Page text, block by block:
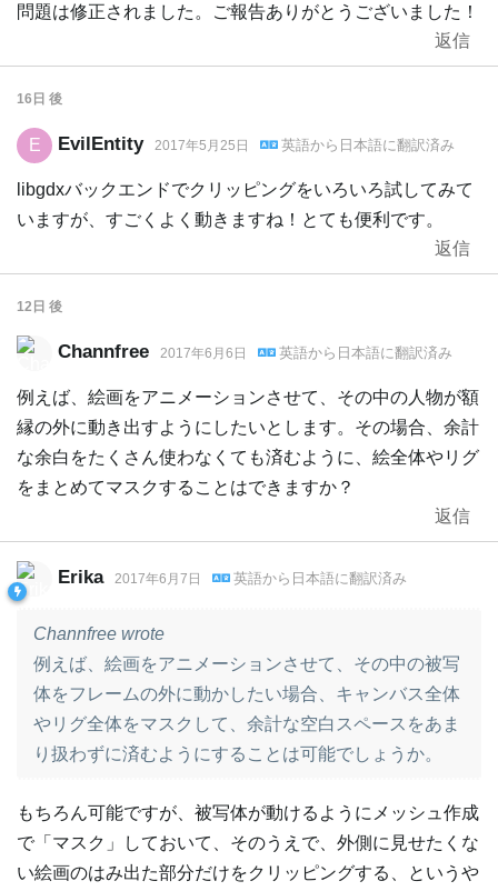
問題は修正されました。ご報告ありがとうございました！
返信
16日 後
E EvilEntity 2017年5月25日 英語から 日本語に翻訳済み
libgdxバックエンドでクリッピングをいろいろ試してみて
いますが、すごくよく動きますね！とても便利です。
返信
12日 後
Channfree 2017年6月6日 英語から 日本語に翻訳済み
例えば、絵画をアニメーションさせて、その中の人物が額
縁の外に動き出すようにしたいとします。その場合、余計
な余白をたくさん使わなくても済むように、絵全体やリグ
をまとめてマスクすることはできますか？
返信
Erika 2017年6月7日 英語から 日本語に翻訳済み
Channfree wrote
例えば、絵画をアニメーションさせて、その中の被写
体をフレームの外に動かしたい場合、キャンバス全体
やリグ全体をマスクして、余計な空白スペースをあま
り扱わずに済むようにすることは可能でしょうか。
もちろん可能ですが、被写体が動けるようにメッシュ作成
で「マスク」しておいて、そのうえで、外側に見せたくな
い絵画のはみ出た部分だけをクリッピングする、というや